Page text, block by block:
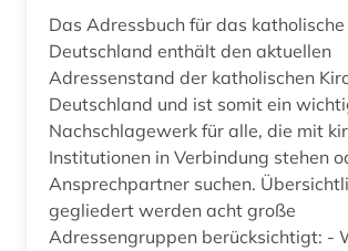
christentum (7)
christliche ethik (1)
christliche kunst (2)
christliche literatur (1)
christliche mission (1)
Ungarn (2)
Das Adressbuch für das katholische
Deutschland enthält den aktuellen
Adressenstand der katholischen
Deutschland und ist somit ein
Nachschlagewerk für alle, die mit
Institutionen in Verbindung stehen
Ansprechpartner suchen.
gegliedert werden acht große
Adressengruppen berücksichtigt: -